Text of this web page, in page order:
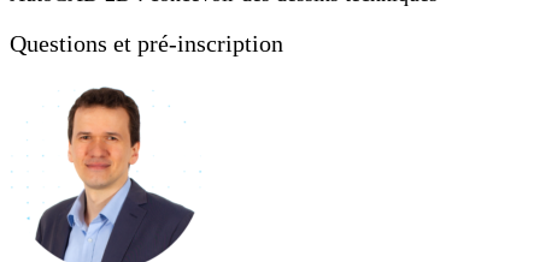
Questions et pré-inscription